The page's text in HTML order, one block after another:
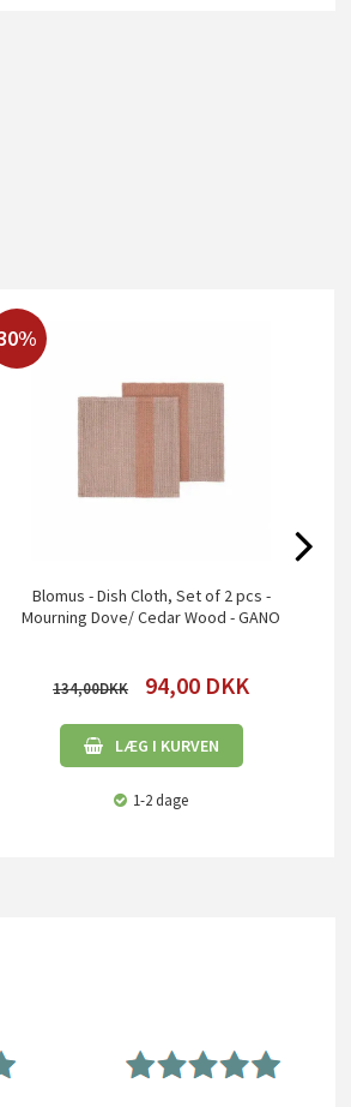
Blomus - Dish Cloth, Set of 2 pcs -
Mourning Dove/ Cedar Wood - GANO
134,00 94,00 DKK
LÆG I KURVEN
1-2 dage